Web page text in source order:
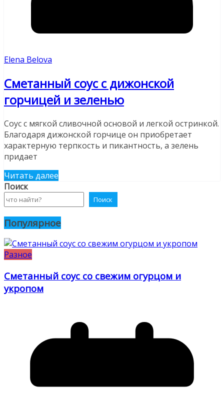
Elena Belova
Сметанный соус с дижонской
горчицей и зеленью
Соус с мягкой сливочной основой и легкой остринкой.
Благодаря дижонской горчице он приобретает
характерную терпкость и пикантность, а зелень
придает
Читать далее
Поиск
Поиск
Популярное
Разное
Сметанный соус со свежим огурцом и
укропом